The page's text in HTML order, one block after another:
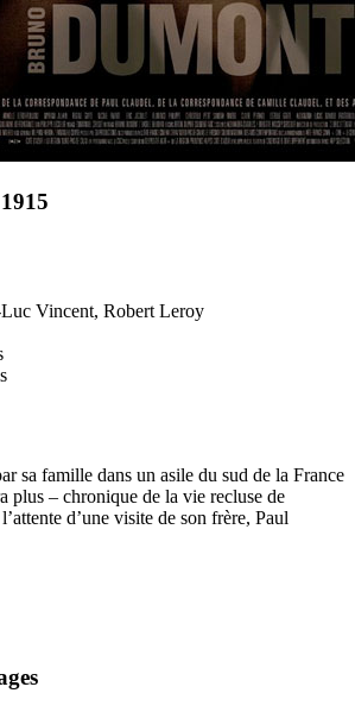
Vincent, Robert Leroy
sa famille dans un asile du sud de la France
plus – chronique de la vie recluse de
d’une visite de son frère, Paul